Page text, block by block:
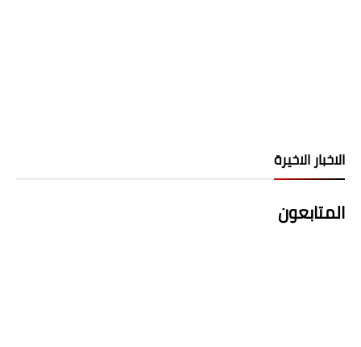
الاخبار الاخيرة
المتابعون